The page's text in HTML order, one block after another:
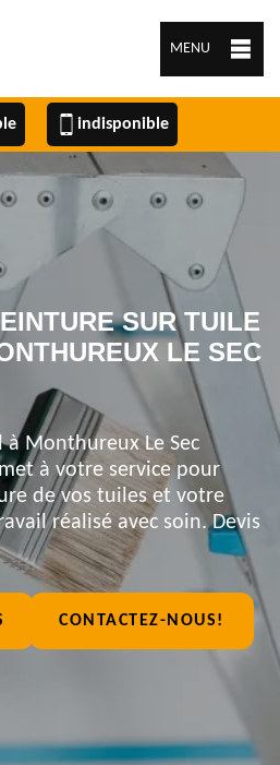
MENU
indisponible
SUR TUILE
LE SEC
Monthureux Le Sec
à votre service pour
de vos tuiles et votre
réalisé avec soin. Devis
CONTACTEZ-NOUS!